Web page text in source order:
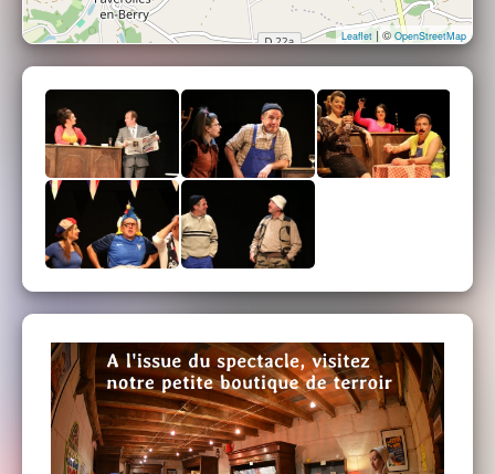
Leaflet | © OpenStreetMap